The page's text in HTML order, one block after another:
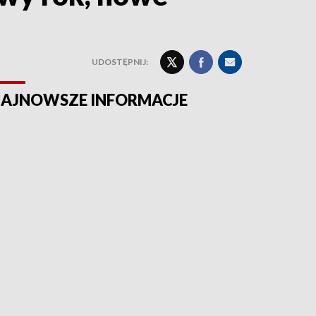
UDOSTĘPNIJ:
INFORMACJE